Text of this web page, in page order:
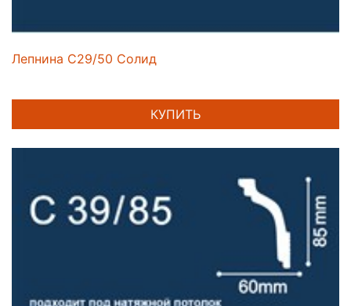
Лепнина C29/50 Солид
КУПИТЬ